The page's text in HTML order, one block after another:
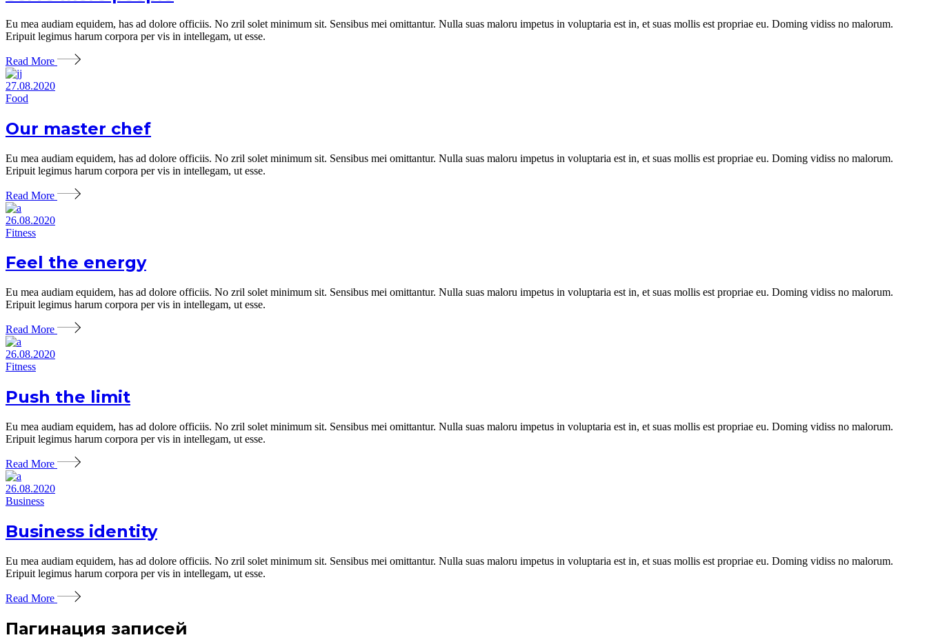
Eu mea audiam equidem, has ad dolore officiis. No zril solet minimum sit. Sensibus mei omittantur. Nulla suas maloru impetus in voluptaria est in, et suas mollis est propriae eu. Doming vidiss no malorum.
Eripuit legimus harum corpora per vis in intellegam, ut esse.
Read More
27.08.2020
Food
Our master chef
Eu mea audiam equidem, has ad dolore officiis. No zril solet minimum sit. Sensibus mei omittantur. Nulla suas maloru impetus in voluptaria est in, et suas mollis est propriae eu. Doming vidiss no malorum.
Eripuit legimus harum corpora per vis in intellegam, ut esse.
Read More
26.08.2020
Fitness
Feel the energy
Eu mea audiam equidem, has ad dolore officiis. No zril solet minimum sit. Sensibus mei omittantur. Nulla suas maloru impetus in voluptaria est in, et suas mollis est propriae eu. Doming vidiss no malorum.
Eripuit legimus harum corpora per vis in intellegam, ut esse.
Read More
26.08.2020
Fitness
Push the limit
Eu mea audiam equidem, has ad dolore officiis. No zril solet minimum sit. Sensibus mei omittantur. Nulla suas maloru impetus in voluptaria est in, et suas mollis est propriae eu. Doming vidiss no malorum.
Eripuit legimus harum corpora per vis in intellegam, ut esse.
Read More
26.08.2020
Business
Business identity
Eu mea audiam equidem, has ad dolore officiis. No zril solet minimum sit. Sensibus mei omittantur. Nulla suas maloru impetus in voluptaria est in, et suas mollis est propriae eu. Doming vidiss no malorum.
Eripuit legimus harum corpora per vis in intellegam, ut esse.
Read More
Пагинация записей